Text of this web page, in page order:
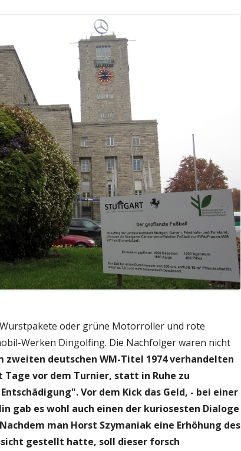
oder grüne Motorroller und rote
Werken Dingolfing. Die Nachfolger waren nicht
zweiten deutschen WM-Titel 1974 verhandelten
vor dem Turnier, statt in Ruhe zu
Vor dem Kick das Geld, - bei einer
gab es wohl auch einen der kuriosesten Dialoge
man Horst Szymaniak eine Erhöhung des
gestellt hatte, soll dieser forsch